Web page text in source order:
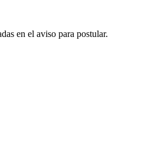
en el aviso para postular.